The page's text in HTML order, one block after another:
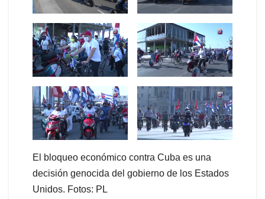
El bloqueo económico contra Cuba es una
decisión genocida del gobierno de los Estados
Unidos. Fotos: PL